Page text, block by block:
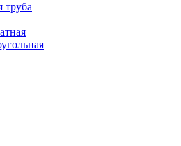
труба